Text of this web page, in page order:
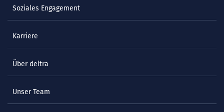
Soziales Engagement
Karriere
Über deltra
Unser Team